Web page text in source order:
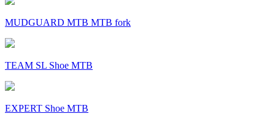
MUDGUARD MTB MTB fork
TEAM SL Shoe MTB
EXPERT Shoe MTB